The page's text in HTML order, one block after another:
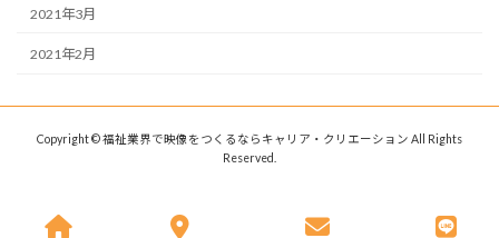
2021年3月
2021年2月
Copyright © 福祉業界で映像をつくるならキャリア・クリエーション All Rights
Reserved.